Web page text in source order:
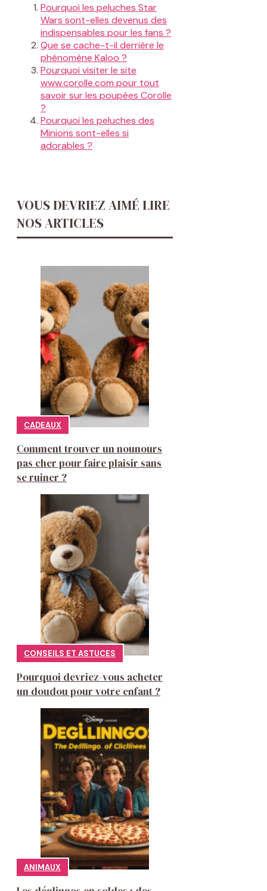
Pourquoi les peluches Star
Wars sont-elles devenus des
indispensables pour les fans ?
Que se cache-t-il derrière le
phénomène Kaloo ?
Pourquoi visiter le site
www.corolle.com pour tout
savoir sur les poupées Corolle
?
Pourquoi les peluches des
Minions sont-elles si
adorables ?
VOUS DEVRIEZ AIMÉ LIRE
NOS ARTICLES
CADEAUX
Comment trouver un nounours
pas cher pour faire plaisir sans
se ruiner ?
CONSEILS ET ASTUCES
Pourquoi devriez-vous acheter
un doudou pour votre enfant ?
ANIMAUX